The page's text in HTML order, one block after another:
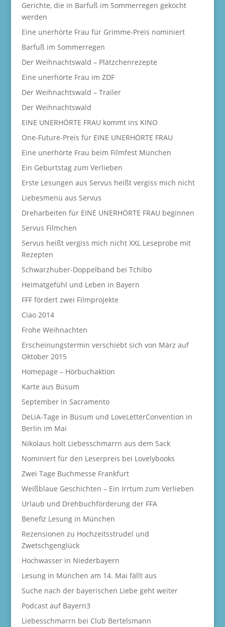
Gerichte, die in Barfuß im Sommerregen gekocht
werden
Eine unerhörte Frau für Grimme-Preis nominiert
Barfuß im Sommerregen
Der Weihnachtswald – Plätzchenrezepte
Eine unerhörte Frau im ZDF
Der Weihnachtswald – Trailer
Der Weihnachtswald
EINE UNERHÖRTE FRAU kommt ins KINO
One-Future-Preis für EINE UNERHÖRTE FRAU
Eine unerhörte Frau beim Filmfest München
Ein Geburtstag zum Verlieben
Erste Lesungen aus Servus heißt vergiss mich nicht
Liebesmenü aus Servus
Dreharbeiten für EINE UNERHÖRTE FRAU beginnen
Servus Filmchen
Servus heißt vergiss mich nicht XXL Leseprobe mit
Rezepten
Schwarzhuber-Doppelband bei Tchibo
Heimatgefühl und Leben in Bayern
FFF fördert zwei Filmprojekte
Ciao 2014
Frohe Weihnachten
Erscheinungstermin verschiebt sich von März auf
Oktober 2015
Homepage – Hörbuchaktion
Karte aus Büsum
September in Sacramento
DeLiA-Tage in Büsum und LoveLetterConvention in
Berlin im Mai
Nikolaus holt Liebesschmarrn aus dem Sack
Nominiert für den Leserpreis bei Lovelybooks
Zwei Tage Buchmesse Frankfurt
Weißblaue Geschichten – Ein Irrtum zum Verlieben
Urlaub und Drehbuchförderung der FFA
Benefiz Lesung in München
Rezensionen zu Hochzeitsstrudel und
Zwetschgenglück
Hochwasser in Niederbayern
Lesung in München am 14. Mai fällt aus
Suche nach der bayerischen Liebe geht weiter
Podcast auf Bayern3
Liebesschmarrn bei Club Bertelsmann